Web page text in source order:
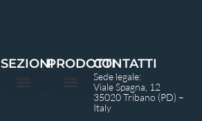
PRODOTTI
SEZIONI CONTATTI
Sede legale:
Viale Spagna, 12
35020 Tribano (PD) –
Italy